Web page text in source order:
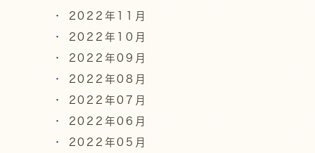
2022年11月
2022年10月
2022年09月
2022年08月
2022年07月
2022年06月
2022年05月